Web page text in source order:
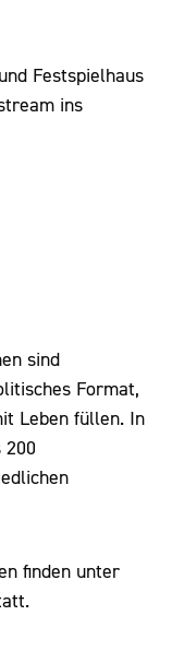
Festspielhaus
ins
sind
Format,
Leben füllen. In
finden unter